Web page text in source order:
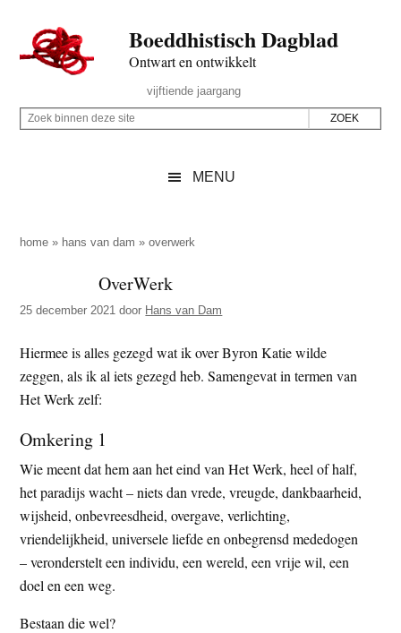
naar
de
inhoud
secondary
naar
de
sidebar
naar
de
Boeddhistisch Dagblad
Ontwart en ontwikkelt
Rechts
vijftiende jaargang
Z
p
z
e
s
i
e
Z
i
e
d
e
z
s
i
t
e
MENU
home » hans van dam »overwerk
OverWerk
25 december 2021 door Hans van Dam
Hiermee is alles gezegd wat ik over Byron Katie wilde
zeggen, als ik al iets gezegd heb. Samengevat in termen van
Het Werk zelf:
Omkering 1
Wie meent dat hem aan het eind van Het Werk, heel of half,
het paradijs wacht – niets dan vrede, vreugde, dankbaarheid,
wijsheid, onbevreesdheid, overgave, verlichting,
vriendelijkheid, universele liefde en onbegrensd mededogen
– veronderstelt een individu, een wereld, een vrije wil, een
doel en een weg.
Bestaan die wel?